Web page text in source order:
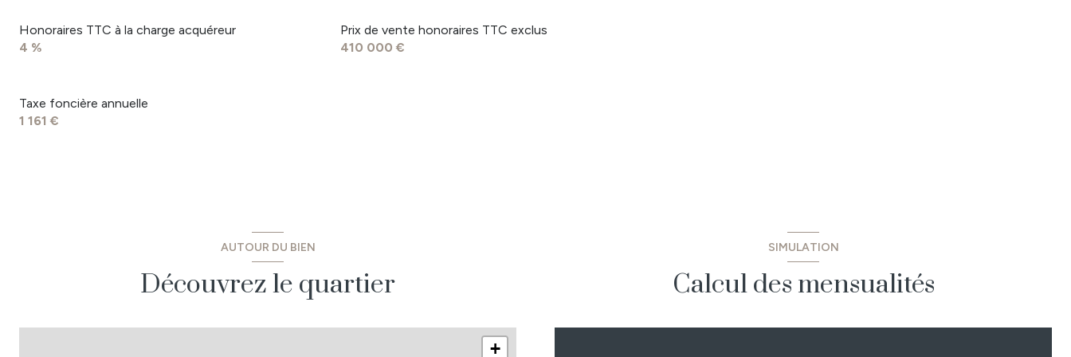
chambre
salle d'eau
Prix de vente honoraires TTC exclus
410 000 €
Honoraires TTC à la charge acquéreur
4 %
Taxe foncière annuelle
1 161 €
AUTOUR DU BIEN
Découvrez le quartier
+
SIMULATION
Calcul des mensualités